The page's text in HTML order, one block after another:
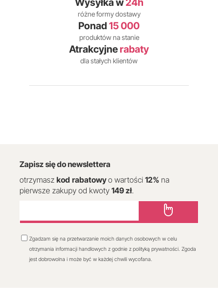
Wysyłka w24h
różne formy dostawy
Ponad 15 000
produktów na stanie
Atrakcyjne rabaty
dla stałych klientów
Zapisz się do newslettera
otrzymasz kod rabatowyo wartości 12% na
pierwsze zakupy od kwoty 149 zł.
Zgadzam się na przetwarzanie moich danych osobowych w celu
otrzymania informacji handlowych z godnie z polityką prywatności. Zgoda
jest dobrowolna i może być w każdej chwili wycofana.